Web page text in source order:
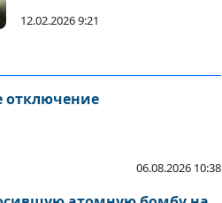
12.02.2026 9:21
отключение
06.08.2026 10:38